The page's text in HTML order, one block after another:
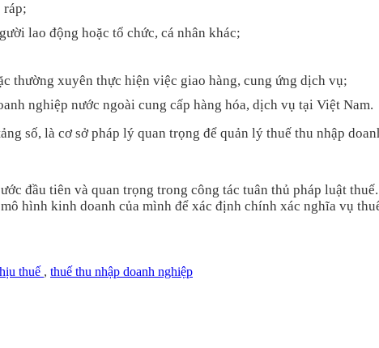
ráp;
lao động hoặc tổ chức, cá nhân khác;
thường xuyên thực hiện việc giao hàng, cung ứng dịch vụ;
nghiệp nước ngoài cung cấp hàng hóa, dịch vụ tại Việt Nam.
số, là cơ sở pháp lý quan trọng để quản lý thuế thu nhập
đầu tiên và quan trọng trong công tác tuân thủ pháp luật
hình kinh doanh của mình để xác định chính xác nghĩa vụ
thuế , thuế thu nhập doanh nghiệp